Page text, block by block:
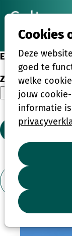
Cookies
Deze
goed te
welke
jouw
informatie
Eenmalige
Zoeken
Zoeken